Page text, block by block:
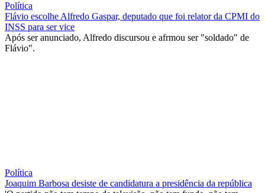
Política
Flávio escolhe Alfredo Gaspar, deputado que foi relator da CPMI do
INSS para ser vice
Após ser anunciado, Alfredo discursou e afrmou ser "soldado" de
Flávio".
Política
Joaquim Barbosa desiste de candidatura a presidência da república